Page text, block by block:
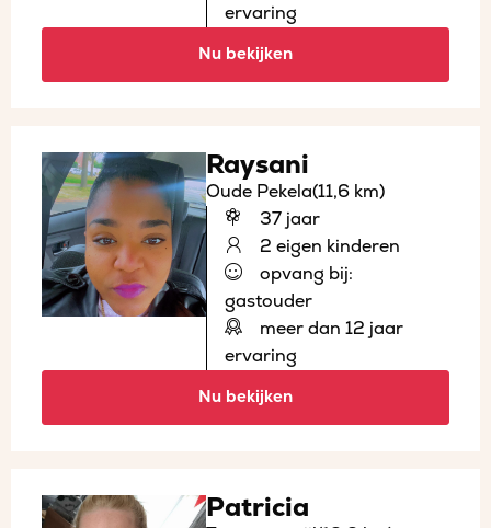
ervaring
Nu bekijken
Raysani
Oude Pekela(11,6 km)
37 jaar
2 eigen kinderen
opvang bij:
gastouder
meer dan 12 jaar
ervaring
Nu bekijken
Patricia